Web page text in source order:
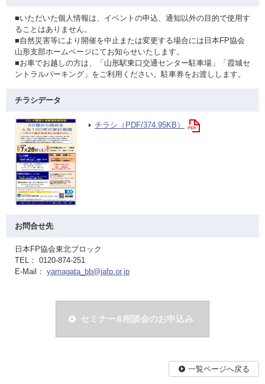
■いただいた個人情報は、イベントの申込、通知以外の目的で使用す
ることはありません。
■自然災害等により開催を中止または変更する場合には日本FP協会
山形支部ホームページにてお知らせいたします。
■お車でお越しの方は、「山形駅東口交通センター駐車場」「霞城セ
ントラルパーキング」をご利用ください。駐車券をお渡しします。
チラシデータ
チラシ（PDF/374.95KB）
お問合せ先
日本FP協会東北ブロック
TEL： 0120-874-251
E-Mail： yamagata_bb@jafp.or.jp
セミナー&相談会のお申込み
一覧ページへ戻る